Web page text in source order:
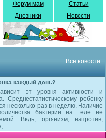
Форум мам
Дневники
Статьи
Новости
Все новости
каждый день?
от уровня активности и
Среднестатистическому ребенку
несколько раз в неделю. Наличие
бактерий на теле не
Ведь, организм, напротив,